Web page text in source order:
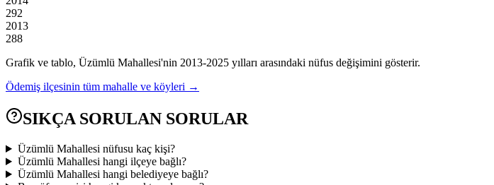
292
2013
288
Grafik ve tablo, Üzümlü Mahallesi'nin 2013-2025 yılları arasındaki nüfus değişimini gösterir.
Ödemiş ilçesinin tüm mahalle ve köyleri →
SIKÇA SORULAN SORULAR
Üzümlü Mahallesi nüfusu kaç kişi?
Üzümlü Mahallesi hangi ilçeye bağlı?
Üzümlü Mahallesi hangi belediyeye bağlı?